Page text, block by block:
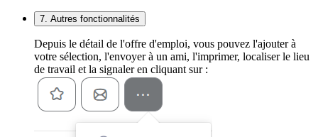
7. Autres fonctionnalités
Depuis le détail de l'offre d'emploi, vous pouvez l'ajouter à
votre sélection, l'envoyer à un ami, l'imprimer, localiser le lieu
de travail et la signaler en cliquant sur :